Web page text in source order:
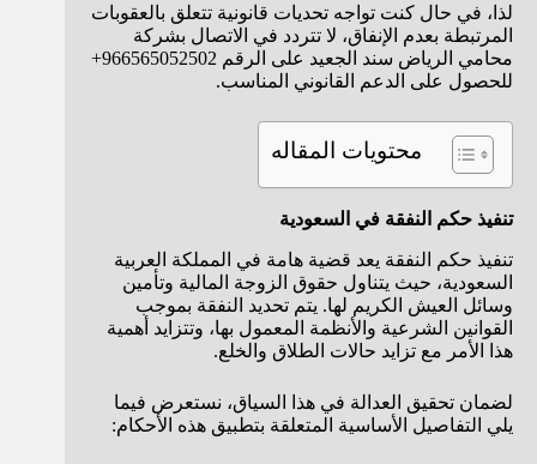
لذا، في حال كنت تواجه تحديات قانونية تتعلق بالعقوبات
المرتبطة بعدم الإنفاق، لا تتردد في الاتصال بشركة
محامي الرياض سند الجعيد على الرقم 966565052502+
للحصول على الدعم القانوني المناسب.
محتويات المقاله
تنفيذ حكم النفقة في السعودية
تنفيذ حكم النفقة يعد قضية هامة في المملكة العربية
السعودية، حيث يتناول حقوق الزوجة المالية وتأمين
وسائل العيش الكريم لها. يتم تحديد النفقة بموجب
القوانين الشرعية والأنظمة المعمول بها، وتتزايد أهمية
هذا الأمر مع تزايد حالات الطلاق والخلع.
لضمان تحقيق العدالة في هذا السياق، نستعرض فيما
يلي التفاصيل الأساسية المتعلقة بتطبيق هذه الأحكام: